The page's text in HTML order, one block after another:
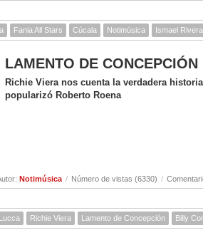
Fania All Stars Cúcala Notimúsica Ismael Rivera
LAMENTO DE
Richie Viera nos cuenta la verdadera
popularizó Roberto Roena
Notimúsica / Número de vistas (6330) /
Richie Viera Lamento de Concepción Billy